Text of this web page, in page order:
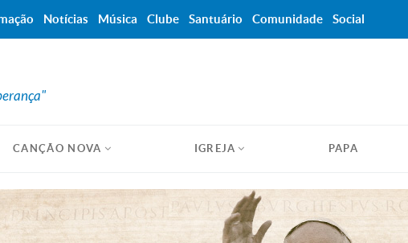
CANÇÃO NOVA IGREJA PAPA
Notícias Música Clube Santuário Comunidade Social